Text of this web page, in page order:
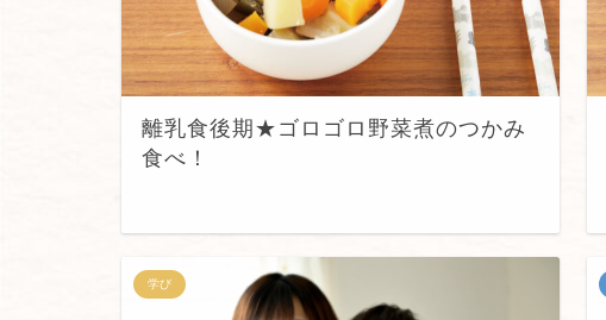
離乳食後期★ゴロゴロ野菜煮のつかみ
食べ！
学び